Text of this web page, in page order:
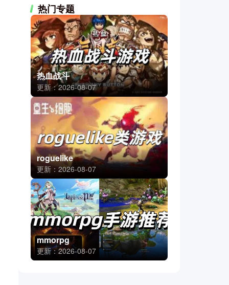
热门专题
热血战斗
更新：2026-08-07
roguelike
更新：2026-08-07
mmorpg
更新：2026-08-07